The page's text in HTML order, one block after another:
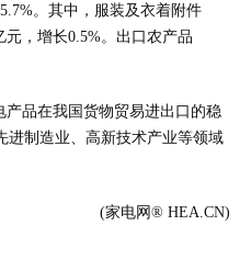
。其中，服装及衣着附件
元，增长0.5%。出口农产品
产品在我国货物贸易进出口的稳
进制造业、高新技术产业等领域
(家电网® HEA.CN)